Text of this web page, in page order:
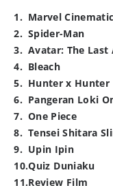
1. Marvel
2. Spider-Man
3. Avatar: The Last
4. Bleach
5. Hunter x Hunter
6. Pangeran Loki
7. One Piece
8. Tensei Shitara
9. Upin Ipin
10.Quiz Duniaku
11.Review Film